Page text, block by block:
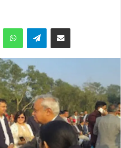
WhatsAppTelegramShare via Email